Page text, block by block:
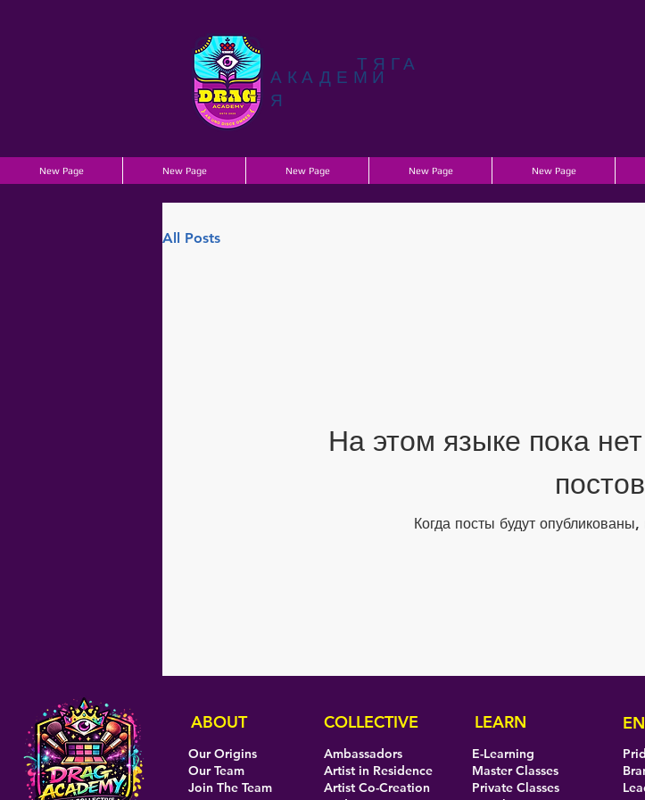
ТЯГА
АКАДЕМИ
Я
New Page New Page New Page New Page New Page
All Posts
На этом языке пока
постов
Когда посты будут
ABOUT
Our Origins
Our Team
Join The Team
COLLECTIVE
Ambassadors
Artist in Residence
Artist Co-Creation
LEARN
E-Learning
Master Classes
Private Classes